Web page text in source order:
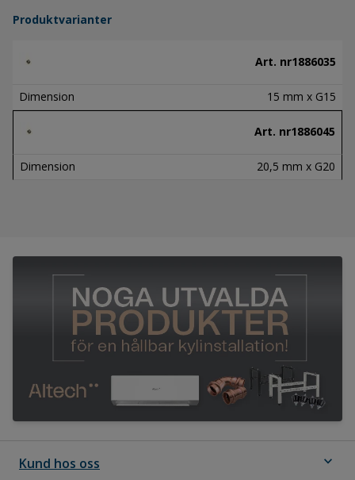
Produktvarianter
Art. nr1886035
Dimension 15 mm x G15
Art. nr1886045
Dimension 20,5 mm x G20
Kund hos oss expand_more